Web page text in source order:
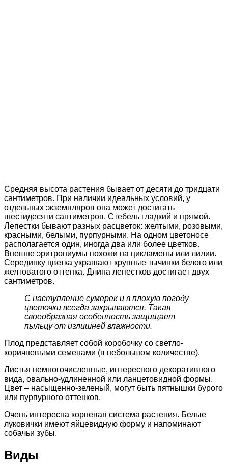
Средняя высота растения бывает от десяти до тридцати
сантиметров. При наличии идеальных условий, у
отдельных экземпляров она может достигать
шестидесяти сантиметров. Стебель гладкий и прямой.
Лепестки бывают разных расцветок: желтыми, розовыми,
красными, белыми, пурпурными. На одном цветоносе
располагается один, иногда два или более цветков.
Внешне эритрониумы похожи на цикламены или лилии.
Серединку цветка украшают крупные тычинки белого или
желтоватого оттенка. Длина лепестков достигает двух
сантиметров.
С наступление сумерек и в плохую погоду
цветочки всегда закрываются. Такая
своеобразная особенность защищает
пыльцу от излишней влажности.
Плод представляет собой коробочку со светло-
коричневыми семенами (в небольшом количестве).
Листья немногочисленные, интересного декоративного
вида, овально-удлиненной или ланцетовидной формы.
Цвет – насыщенно-зеленый, могут быть пятнышки бурого
или пурпурного оттенков.
Очень интересна корневая система растения. Белые
луковички имеют яйцевидную форму и напоминают
собачьи зубы.
Виды